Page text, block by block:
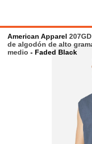
American Apparel
de algodón de alto
medio - Faded Black